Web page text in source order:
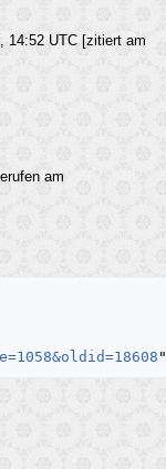
14:52 UTC [zitiert am
am